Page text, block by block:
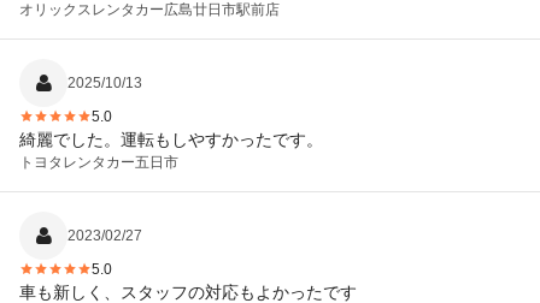
オリックスレンタカー広島廿日市駅前店
2025/10/13
5.0
綺麗でした。運転もしやすかったです。
トヨタレンタカー五日市
2023/02/27
5.0
車も新しく、スタッフの対応もよかったです